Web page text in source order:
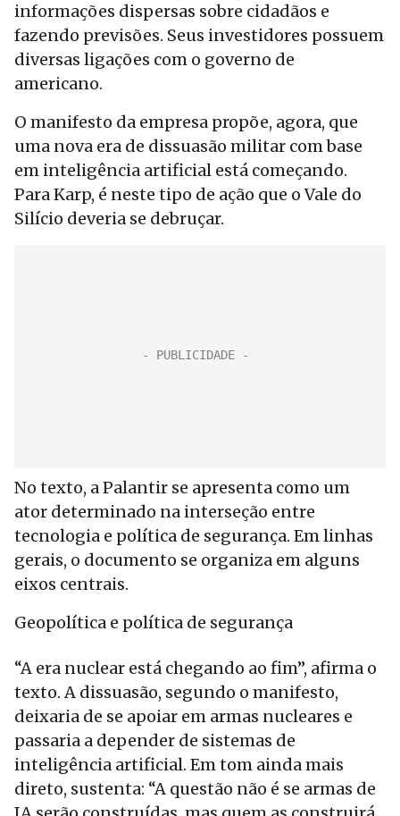
informações dispersas sobre cidadãos e
fazendo previsões. Seus investidores possuem
diversas ligações com o governo de
americano.
O manifesto da empresa propõe, agora, que
uma nova era de dissuasão militar com base
em inteligência artificial está começando.
Para Karp, é neste tipo de ação que o Vale do
Silício deveria se debruçar.
No texto, a Palantir se apresenta como um
ator determinado na interseção entre
tecnologia e política de segurança. Em linhas
gerais, o documento se organiza em alguns
eixos centrais.
Geopolítica e política de segurança
“A era nuclear está chegando ao fim”, afirma o
texto. A dissuasão, segundo o manifesto,
deixaria de se apoiar em armas nucleares e
passaria a depender de sistemas de
inteligência artificial. Em tom ainda mais
direto, sustenta: “A questão não é se armas de